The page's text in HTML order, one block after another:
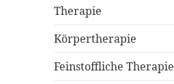
Therapie
Körpertherapie
Feinstoffliche Therapie